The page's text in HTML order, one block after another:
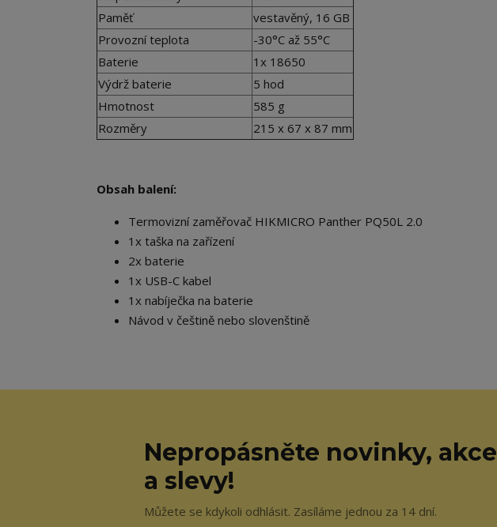
Paměť
vestavěný, 16 GB
Provozní teplota
-30°C až 55°C
Baterie
1x 18650
Výdrž baterie
5 hod
Hmotnost
585 g
Rozměry
215 x 67 x 87 mm
Obsah balení:
Termovizní zaměřovač HIKMICRO Panther PQ50L 2.0
1x taška na zařízení
2x baterie
1x USB-C kabel
1x nabíječka na baterie
Návod v češtině nebo slovenštině
Nepropásněte novinky, akce
a slevy!
Můžete se kdykoli odhlásit. Zasíláme jednou za 14 dní.